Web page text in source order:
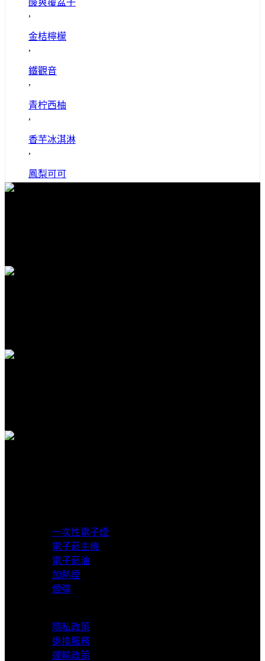
,
金桔檸檬
,
鐵觀音
,
青柠西柚
,
香芋冰淇淋
,
鳳梨可可
一次性電子煙
電子菸主機
電子菸油
加熱煙
煙彈
隱私政策
退換服務
運輸政策